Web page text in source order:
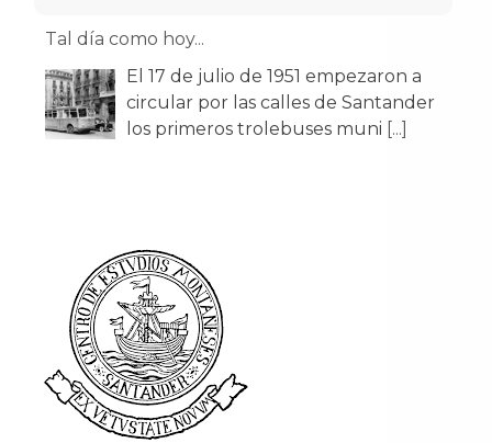
Tal día como hoy...
El 17 de julio de 1951 empezaron a
circular por las calles de Santander
los primeros trolebuses muni [...]